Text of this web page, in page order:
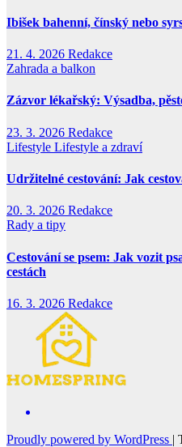
Ibišek bahenní, čínský nebo
21. 4. 2026 Redakce
Zahrada a balkon
Zázvor lékařský: Výsadba,
23. 3. 2026 Redakce
Lifestyle Lifestyle a zdraví
Udržitelné cestování: Jak
20. 3. 2026 Redakce
Rady a tipy
Cestování se psem: Jak vozit
cestách
16. 3. 2026 Redakce
Proudly powered by WordPress |